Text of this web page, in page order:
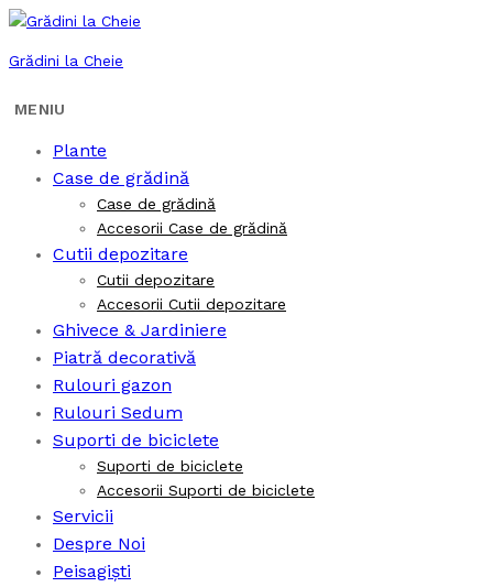
Grădini la Cheie
Plante
Case de grădină
Case de grădină
Accesorii Case de grădină
Cutii depozitare
Cutii depozitare
Accesorii Cutii depozitare
Ghivece & Jardiniere
Piatră decorativă
Rulouri gazon
Rulouri Sedum
Suporti de biciclete
Suporti de biciclete
Accesorii Suporti de biciclete
Servicii
Despre Noi
Peisagiști